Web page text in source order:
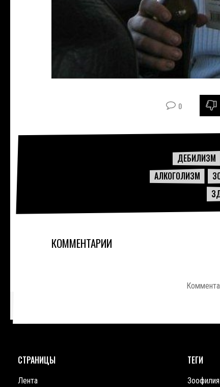
0 -
ДЕБИЛИЗМ
АЛКОГОЛИЗМ
КОММЕНТАРИИ
СТРАНИЦЫ
Лента
ТЕГИ
Зоофилия